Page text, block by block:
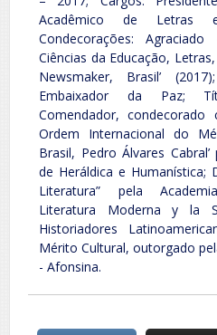
Acadêmico de Letras
Condecorações:
Ciências da Educação,
Newsmaker, Brasil’
Embaixador da Paz;
Comendador, condecorado
Ordem Internacional do
Brasil, Pedro Álvares
de Heráldica e Humanística;
Literatura” pela
Literatura Moderna y la
Historiadores
Mérito Cultural, outorgado
- Afonsina.